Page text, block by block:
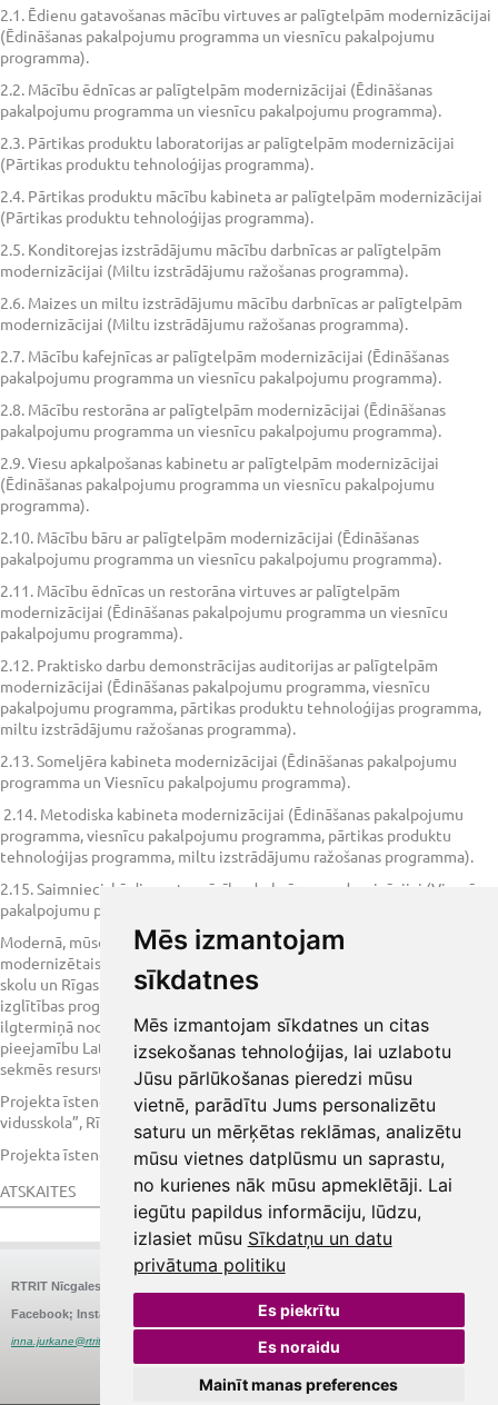
Mēs izmantojam
sīkdatnes
Mēs izmantojam sīkdatnes un citas
izsekošanas tehnoloģijas, lai uzlabotu
Jūsu pārlūkošanas pieredzi mūsu
vietnē, parādītu Jums personalizētu
saturu un mērķētas reklāmas, analizētu
mūsu vietnes datplūsmu un saprastu,
no kurienes nāk mūsu apmeklētāji. Lai
iegūtu papildus informāciju, lūdzu,
izlasiet mūsu Sīkdatņu un datu
privātuma politiku
Es piekrītu
Es noraidu
Mainīt manas preferences
2.1. Ēdienu gatavošanas mācību virtuves ar palīgtelpām modernizācijai
(Ēdināšanas pakalpojumu programma un viesnīcu pakalpojumu
programma).
2.2. Mācību ēdnīcas ar palīgtelpām modernizācijai (Ēdināšanas
pakalpojumu programma un viesnīcu pakalpojumu programma).
2.3. Pārtikas produktu laboratorijas ar palīgtelpām modernizācijai
(Pārtikas produktu tehnoloģijas programma).
2.4. Pārtikas produktu mācību kabineta ar palīgtelpām modernizācijai
(Pārtikas produktu tehnoloģijas programma).
2.5. Konditorejas izstrādājumu mācību darbnīcas ar palīgtelpām
modernizācijai (Miltu izstrādājumu ražošanas programma).
2.6. Maizes un miltu izstrādājumu mācību darbnīcas ar palīgtelpām
modernizācijai (Miltu izstrādājumu ražošanas programma).
2.7. Mācību kafejnīcas ar palīgtelpām modernizācijai (Ēdināšanas
pakalpojumu programma un viesnīcu pakalpojumu programma).
2.8. Mācību restorāna ar palīgtelpām modernizācijai (Ēdināšanas
pakalpojumu programma un viesnīcu pakalpojumu programma).
2.9. Viesu apkalpošanas kabinetu ar palīgtelpām modernizācijai
(Ēdināšanas pakalpojumu programma un viesnīcu pakalpojumu
programma).
2.10. Mācību bāru ar palīgtelpām modernizācijai (Ēdināšanas
pakalpojumu programma un viesnīcu pakalpojumu programma).
2.11. Mācību ēdnīcas un restorāna virtuves ar palīgtelpām
modernizācijai (Ēdināšanas pakalpojumu programma un viesnīcu
pakalpojumu programma).
2.12. Praktisko darbu demonstrācijas auditorijas ar palīgtelpām
modernizācijai (Ēdināšanas pakalpojumu programma, viesnīcu
pakalpojumu programma, pārtikas produktu tehnoloģijas programma,
miltu izstrādājumu ražošanas programma).
2.13. Someljēra kabineta modernizācijai (Ēdināšanas pakalpojumu
programma un Viesnīcu pakalpojumu programma).
2.14. Metodiska kabineta modernizācijai (Ēdināšanas pakalpojumu
programma, viesnīcu pakalpojumu programma, pārtikas produktu
tehnoloģijas programma, miltu izstrādājumu ražošanas programma).
2.15. Saimnieciskā dienesta mācību darbnīcas modernizācijai (Viesnīcu
pakalpojumu programma).
Modernā, mūsdienu prasībām atbilstošā materiāli tehniskā bāze un
modernizētais aprīkojums, piesaistot Rīgas tūrisma un tirdzniecības
skolu un Rīgas Purvciema amatu skolu, ļaus īstenot profesionālās
izglītības programmas viesmīlības un tūrisma pakalpojumu nozarēs,
ilgtermiņā nodrošinās augsti estētisku vidi, un profesionālās izglītības
pieejamību Latvijas un Eiropas savienības valstu izglītojamajiem, kā arī
sekmēs resursu efektīvāku izmantošanu.
Projekta īstenošanas vieta: Valsts SIA „ Rīgas pārtikas ražotāju
vidusskola”, Rīga, Nīcgales iela 26, LV-1035.
Projekta īstenošanas ilgums – 30 mēneši.
ATSKAITES
RTRIT Nīcgales
Facebook; Instagram: Struktūrvienības vadītāja: Inna Jurkāne
inna.jurkane@rtrit.lv